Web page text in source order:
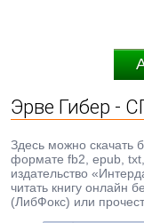
Эрве Гибер -
Здесь можно скачать
формате fb2, epub,
издательство
читать книгу онлайн
(ЛибФокс) или